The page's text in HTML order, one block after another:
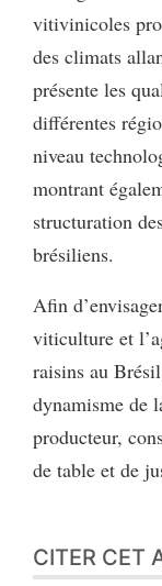
vitivinicoles
des climats
présente les
différentes
niveau
montrant
structuration
brésiliens.
Afin
viticulture et
raisins au
dynamisme de
producteur,
de table et de
CITER CET